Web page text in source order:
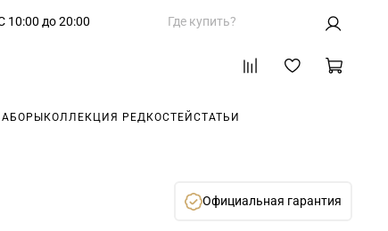
10:00 до 20:00 Где купить?
КОЛЛЕКЦИЯ РЕДКОСТЕЙ СТАТЬИ
Официальная гарантия